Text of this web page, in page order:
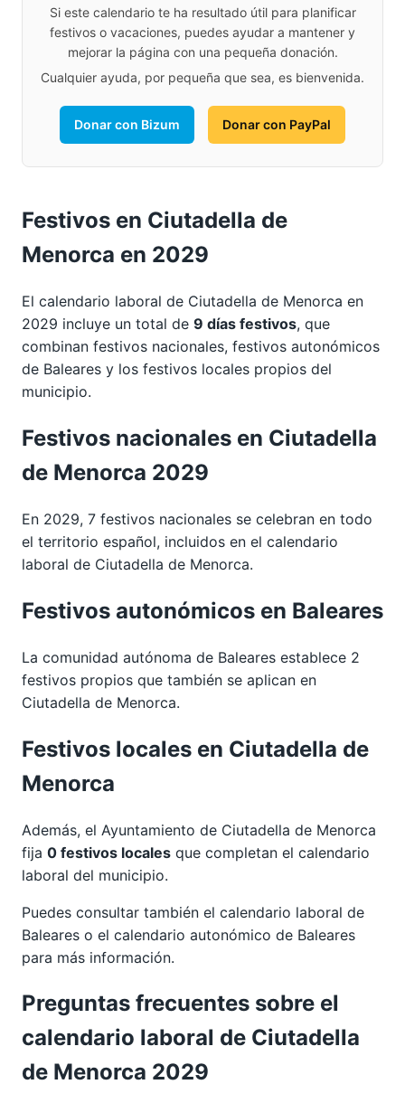
Si este calendario te ha resultado útil para planificar
festivos o vacaciones, puedes ayudar a mantener y
mejorar la página con una pequeña donación.
Cualquier ayuda, por pequeña que sea, es bienvenida.
Donar con Bizum Donar con PayPal
Festivos en Ciutadella de
Menorca en 2029
El calendario laboral de Ciutadella de Menorca en
2029 incluye un total de 9 días festivos, que
combinan festivos nacionales, festivos autonómicos
de Baleares y los festivos locales propios del
municipio.
Festivos nacionales en Ciutadella
de Menorca 2029
En 2029, 7 festivos nacionales se celebran en todo
el territorio español, incluidos en el calendario
laboral de Ciutadella de Menorca.
Festivos autonómicos en Baleares
La comunidad autónoma de Baleares establece 2
festivos propios que también se aplican en
Ciutadella de Menorca.
Festivos locales en Ciutadella de
Menorca
Además, el Ayuntamiento de Ciutadella de Menorca
fija 0 festivos locales que completan el calendario
laboral del municipio.
Puedes consultar también el calendario laboral de
Baleares o el calendario autonómico de Baleares
para más información.
Preguntas frecuentes sobre el
calendario laboral de Ciutadella
de Menorca 2029